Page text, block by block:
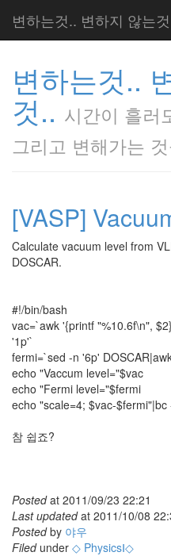
변하는것.. 변하지 않는
변하는것..
것.. 시간이 흘러
그리고 변해가는
[VASP]
Calculate vacuum level from
DOSCAR.
#!/bin/bash
vac=`awk '{printf "%10.6f\n",
'1p'`
fermi=`sed -n '6p'
echo "Vaccum level="$vac
echo "Fermi level="$fermi
echo "scale=4; $vac-$fermi"|bc
참 쉽죠?
Postedat 2011/09/23 22:21
Last updatedat 2011/10/08
Postedby 야우
Filedunder ◇ PhysicsⅠ◇